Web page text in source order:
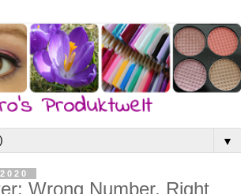
▼
Wrong Number, Right